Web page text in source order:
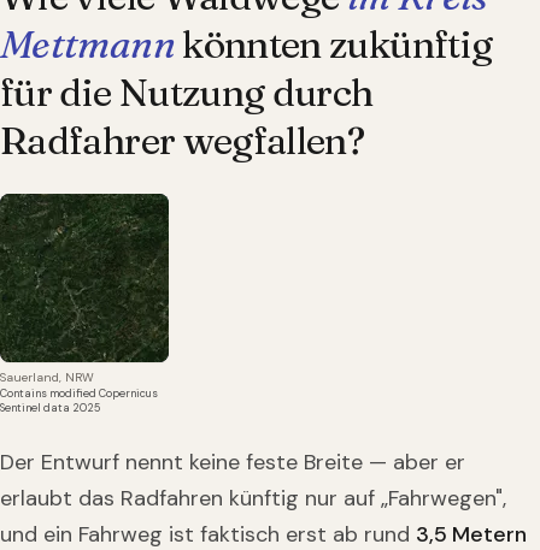
Mettmann könnten zukünftig
für die Nutzung durch
Radfahrer wegfallen?
Sauerland, NRW
Contains modified Copernicus
Sentinel data 2025
Der Entwurf nennt keine feste Breite — aber er
erlaubt das Radfahren künftig nur auf „Fahrwegen",
und ein Fahrweg ist faktisch erst ab rund 3,5 Metern